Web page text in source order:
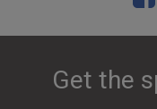
Get the